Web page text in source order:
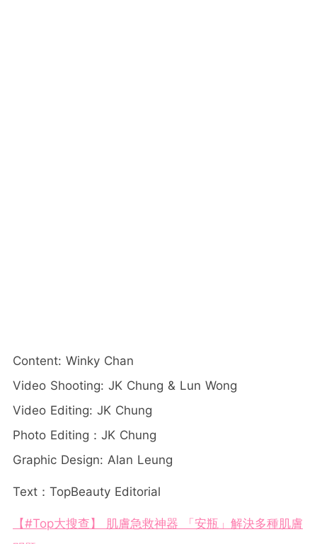
Content: Winky Chan
Video Shooting: JK Chung & Lun Wong
Video Editing: JK Chung
Photo Editing：JK Chung
Graphic Design: Alan Leung
Text：TopBeauty Editorial
【#Top大搜查】 肌膚急救神器 「安瓶」解決多種肌膚